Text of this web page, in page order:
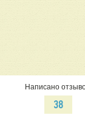
Написано
38